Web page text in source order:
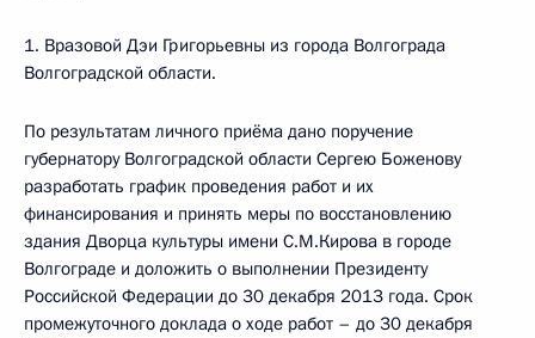
1. Вразовой Дэи Григорьевны из города Волгограда
Волгоградской области.
По результатам личного приёма дано поручение
губернатору Волгоградской области Сергею Боженову
разработать график проведения работ и их
финансирования и принять меры по восстановлению
здания Дворца культуры имени С.М.Кирова в городе
Волгограде и доложить о выполнении Президенту
Российской Федерации до 30 декабря 2013 года. Срок
промежуточного доклада о ходе работ – до 30 декабря